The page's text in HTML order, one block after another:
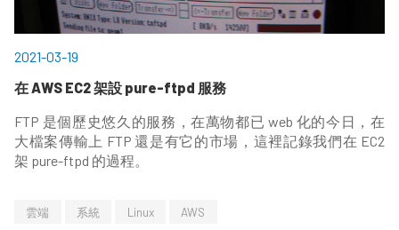
2021-03-19
在 AWS EC2 架設 pure-ftpd 服務
FTP 是個歷史悠久的服務，在萬物都已 web 化的今日，在
大檔案傳輸上 FTP 還是有它的市場，這裡記錄我們在 EC2
架 pure-ftpd 的過程。
雲端 系統 Linux AWS